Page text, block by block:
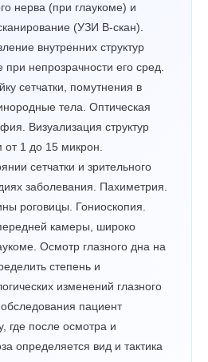
нерва (при глаукоме) и
(УЗИ B-скан).
внутренних структур
при непрозрачности его сред.
сетчатки, помутнения в
тела. Оптическая
Визуализация структур
от 1 до 15 микрон.
сетчатки и зрительного
заболевания. Пахиметрия.
роговицы. Гониоскопия.
камеры, широко
Осмотр глазного дна на
степень и
изменений глазного
пациент
где после осмотра и
определяется вид и тактика